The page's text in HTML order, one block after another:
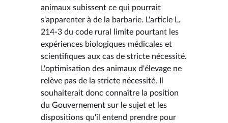
animaux subissent ce qui pourrait
s'apparenter à de la barbarie. L'article L.
214-3 du code rural limite pourtant les
expériences biologiques médicales et
scientifiques aux cas de stricte nécessité.
L'optimisation des animaux d'élevage ne
relève pas de la stricte nécessité. Il
souhaiterait donc connaître la position
du Gouvernement sur le sujet et les
dispositions qu'il entend prendre pour